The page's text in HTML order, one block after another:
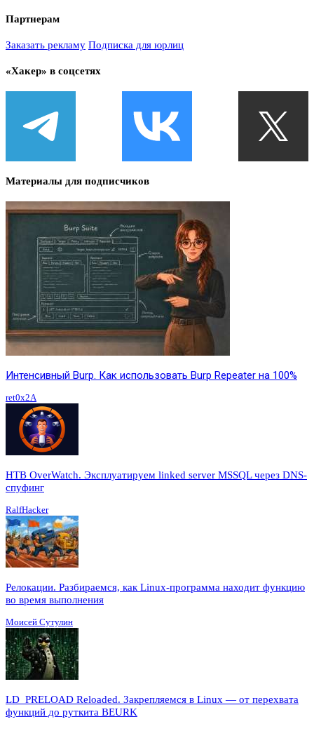
Партнерам
Заказать рекламу Подписка для юрлиц
«Хакер» в соцсетях
Материалы для подписчиков
Интенсивный Burp. Как использовать Burp Repeater на 100%
ret0x2A
HTB OverWatch. Эксплуатируем linked server MSSQL через DNS-
спуфинг
RalfHacker
Релокации. Разбираемся, как Linux-программа находит функцию
во время выполнения
Моисей Сутулин
LD_PRELOAD Reloaded. Закрепляемся в Linux — от перехвата
функций до руткита BEURK